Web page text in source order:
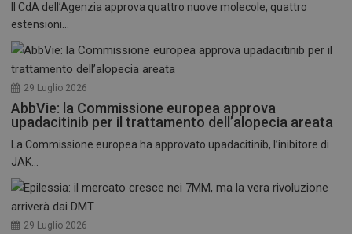
Il CdA dell’Agenzia approva quattro nuove molecole, quattro
estensioni...
29 Luglio 2026
AbbVie: la Commissione europea approva
upadacitinib per il trattamento dell’alopecia areata
La Commissione europea ha approvato upadacitinib, l’inibitore di
JAK...
29 Luglio 2026